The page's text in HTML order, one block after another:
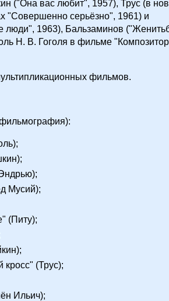
("Она вас любит", 1957), Трус (в
"Совершенно серьёзно", 1961) и
1963), Бальзаминов
Н. В. Гоголя в фильме
фильмов.
Мусий);
(Питу);
(Трус);
Ильич);